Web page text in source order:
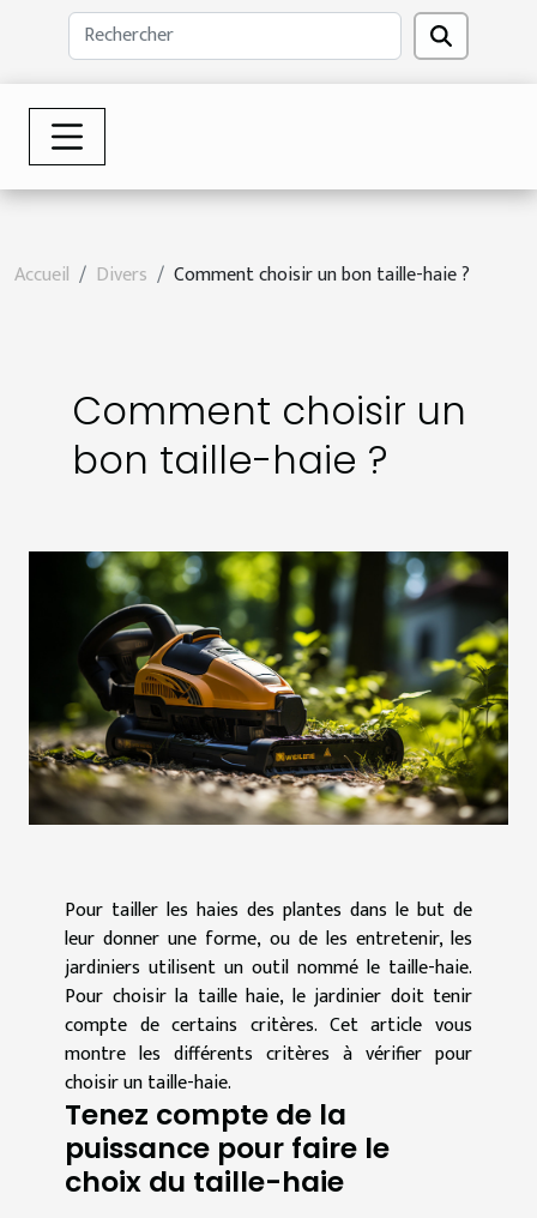
Accueil Divers Comment choisir un bon taille-haie ?
Comment choisir un
bon taille-haie ?
Pour tailler les haies des plantes dans le but de
leur donner une forme, ou de les entretenir, les
jardiniers utilisent un outil nommé le taille-haie.
Pour choisir la taille haie, le jardinier doit tenir
compte de certains critères. Cet article vous
montre les différents critères à vérifier pour
choisir un taille-haie.
Tenez compte de la
puissance pour faire le
choix du taille-haie